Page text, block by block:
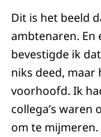
Dit is het beeld
ambtenaren. En
bevestigde ik
niks deed,
voorhoofd. Ik
collega’s waren
om te mijmeren.